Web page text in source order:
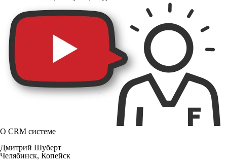
О CRM системе
Дмитрий Шуберт
Челябинск, Копейск